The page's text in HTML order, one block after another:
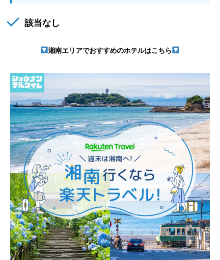
該当なし
湘南エリアでおすすめのホテルはこちら